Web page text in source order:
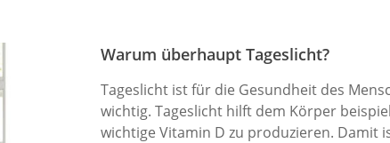
Warum überhaupt Tageslicht?
Tageslicht ist für die Gesundheit des
wichtig. Tageslicht hilft dem Körper
wichtige Vitamin D zu produzieren. Damit